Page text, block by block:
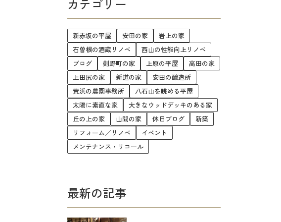
カテゴリー
新赤坂の平屋 安田の家
岩上の家
石曽根の酒蔵リノベ
西山の性能向上リノベ
ブログ
剣野町の家 上原の平屋
高田の家
上田尻の家
新道の家
安田の醸造所
荒浜の農園事務所
八石山を眺める平屋
太陽に素直な家
大きなウッドデッキのある家
丘の上の家
山間の家 休日ブログ
新築
リフォーム／リノベ
イベント
メンテナンス・リコール
最新の記事